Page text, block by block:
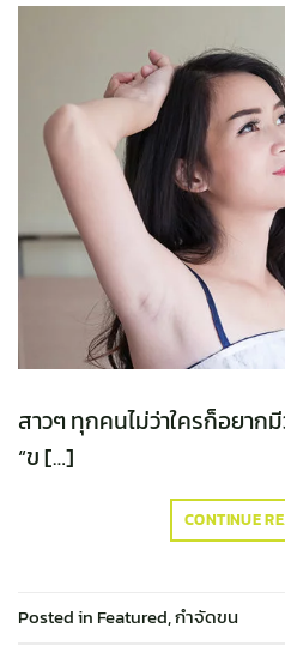
สาวๆ ทุกคนไม่ว่าใครก็อยาก
“ข […]
CONTINUE
Posted in Featured,กำจัดขน